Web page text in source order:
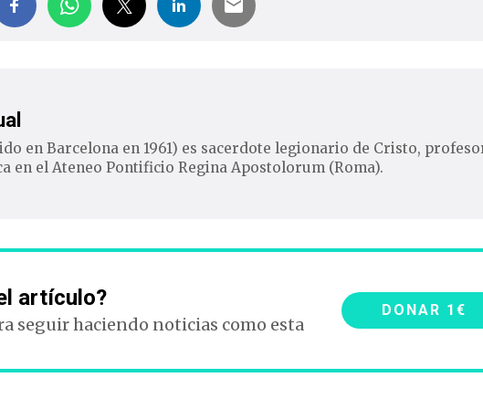
en Barcelona en 1961) es sacerdote legionario de Cristo,
en el Ateneo Pontificio Regina Apostolorum (Roma).
artículo?
seguir haciendo noticias como esta
DONAR 1€